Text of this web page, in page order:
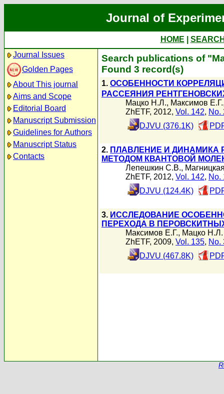
Journal of
HOME
Journal Issues
Golden Pages
About This journal
Aims and Scope
Editorial Board
Manuscript Submission
Guidelines for Authors
Manuscript Status
Contacts
Search publications of
Found 3 record(s)
1. ОСОБЕННОСТИ
РАССЕЯНИЯ
Мацко Н.Л., Максимов Е.Г.
ZhETF, 2012, Vol. 142, No.
DJVU (376.1K)
2. ПЛАВЛЕНИЕ И ДИНАМИКА
МЕТОДОМ КВАНТОВОЙ
Лепешкин С.В.,
ZhETF, 2012, Vol. 142, No.
DJVU (124.4K)
3. ИССЛЕДОВАНИЕ
ПЕРЕХОДА В
Максимов Е.Г., Мацко Н.Л.
ZhETF, 2009, Vol. 135, No.
DJVU (467.8K)